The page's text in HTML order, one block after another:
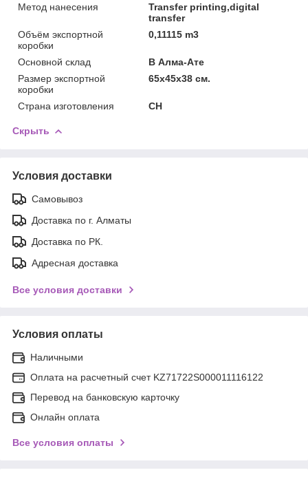
Метод нанесения
Transfer printing,digital
transfer
Объём экспортной
коробки
0,11115 m3
Основной склад
В Алма-Ате
Размер экспортной
коробки
65x45x38 см.
Страна изготовления CH
Скрыть
Условия доставки
Самовывоз
Доставка по г. Алматы
Доставка по РК.
Адресная доставка
Все условия доставки
Условия оплаты
Наличными
Оплата на расчетный счет KZ71722S000011116122
Перевод на банковскую карточку
Онлайн оплата
Все условия оплаты